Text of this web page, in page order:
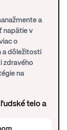
a
napätie v
o
a dôležitosti
zdravého
na
telo a